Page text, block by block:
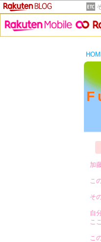
加
こ
そ
自
こ
こ